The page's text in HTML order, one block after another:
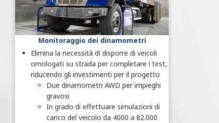
Monitoraggio dei dinamometri
Elimina la necessità di disporre di veicoli
omologati su strada per completare i test,
riducendo gli investimenti per il progetto
Due dinamometri AWD per impieghi
gravosi
In grado di effettuare simulazioni di
carico del veicolo da 4000 a 82.000